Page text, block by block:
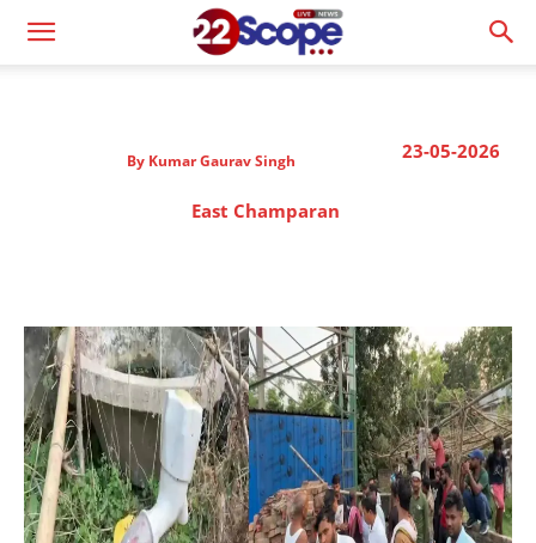
23-05-2026
By Kumar Gaurav Singh
East Champaran